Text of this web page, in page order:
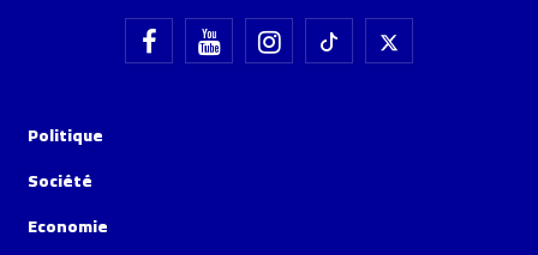
Politique
Société
Economie